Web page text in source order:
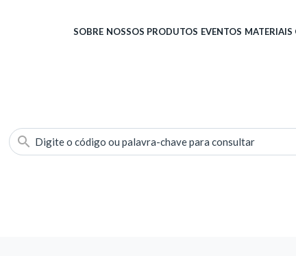
SOBRE NOSSOS PRODUTOS EVENTOS MATERIAIS
Digite o código ou palavra-chave para consultar